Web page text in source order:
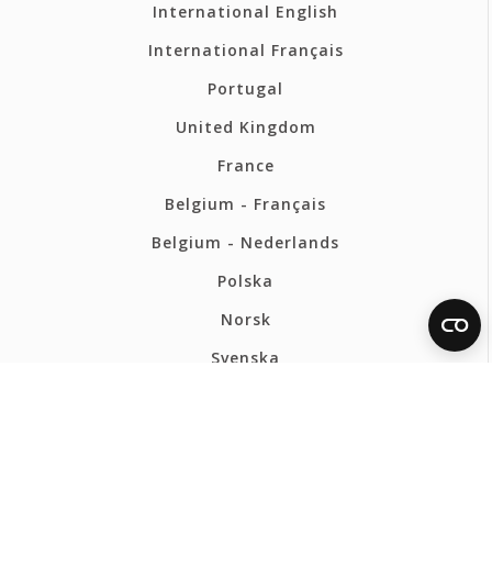
International English
International Français
Portugal
United Kingdom
France
Belgium - Français
Belgium - Nederlands
Polska
Norsk
Svenska